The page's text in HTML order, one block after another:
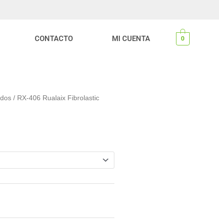
CONTACTO MI CUENTA 0
/ RX-406 Rualaix Fibrolastic